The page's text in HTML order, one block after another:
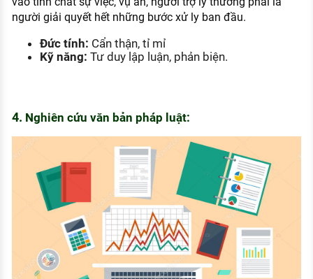
người giải quyết hết những bước xử ly ban đầu.
Đức tính: Cẩn thận, tỉ mỉ
Kỹ năng: Tư duy lập luận, phản biện.
4. Nghiên cứu văn bản pháp luật: